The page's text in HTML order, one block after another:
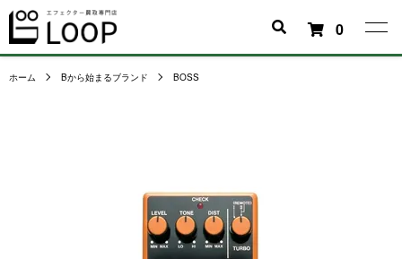
0
ホーム Bから始まるブランド BOSS